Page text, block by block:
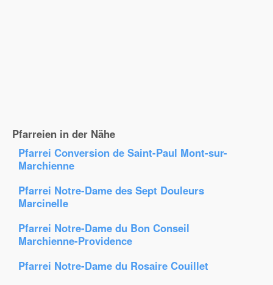
Pfarreien in der Nähe
Pfarrei Conversion de Saint-Paul Mont-sur-
Marchienne
Pfarrei Notre-Dame des Sept Douleurs
Marcinelle
Pfarrei Notre-Dame du Bon Conseil
Marchienne-Providence
Pfarrei Notre-Dame du Rosaire Couillet